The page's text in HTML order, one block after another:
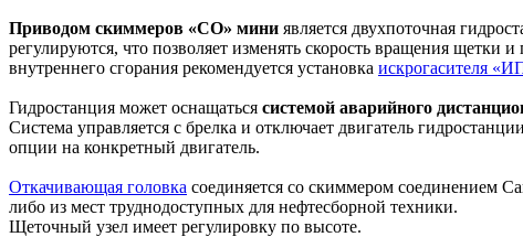
Приводом скиммеров «СО» мини является двухпоточная
регулируются, что позволяет изменять скорость вращения щетки
внутреннего сгорания рекомендуется установка искрогасителя
Гидростанция может оснащаться системой аварийного
Система управляется с брелка и отключает двигатель
опции на конкретный двигатель.
Откачивающая головка соединяется со скиммером соединением
либо из мест труднодоступных для нефтесборной техники.
Щеточный узел имеет регулировку по высоте.